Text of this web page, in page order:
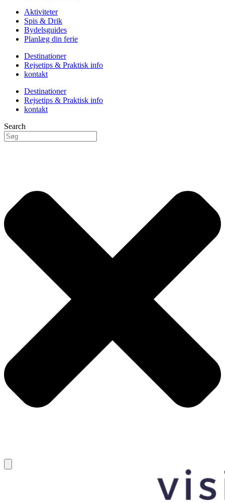
Aktiviteter
Spis & Drik
Bydelsguides
Planlæg din ferie
Destinationer
Rejsetips & Praktisk info
kontakt
Destinationer
Rejsetips & Praktisk info
kontakt
Search